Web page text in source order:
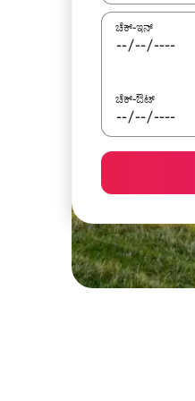
ಚೆಕ್-ಇನ್
ಚೆಕ್-ಔಟ್